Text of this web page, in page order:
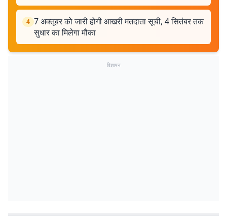
4 7 अक्तूबर को जारी होगी आखरी मतदाता सूची, 4 सितंबर तक
सुधार का मिलेगा मौका
विज्ञापन